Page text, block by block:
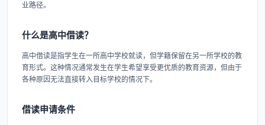
业路径。
什么是高中借读？
高中借读是指学生在一所高中学校就读，但学籍保留在另一所学校的教
育形式。这种情况通常发生在学生希望享受更优质的教育资源，但由于
各种原因无法直接转入目标学校的情况下。
借读申请条件